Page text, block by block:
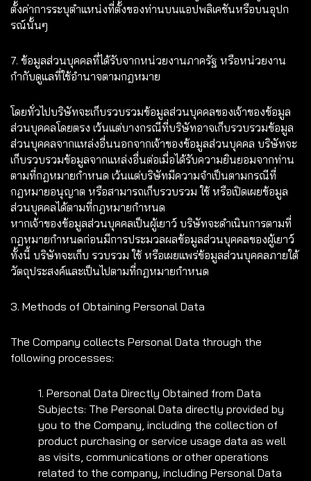
ตั้งค่าการระบุตำแหน่งที่ตั้งของท่านบนแอปพลิเคชันหรือบนอุปก
รณ์นั้นๆ
7. ข้อมูลส่วนบุคคลที่ได้รับจากหน่วยงานภาครัฐ หรือหน่วยงาน
กำกับดูแลที่ใช้อำนาจตามกฎหมาย
โดยทั่วไปบริษัทจะเก็บรวบรวมข้อมูลส่วนบุคคลของเจ้าของข้อมูล
ส่วนบุคคลโดยตรง เว้นแต่บางกรณีที่บริษัทอาจเก็บรวบรวมข้อมูล
ส่วนบุคคลจากแหล่งอื่นนอกจากเจ้าของข้อมูลส่วนบุคคล บริษัทจะ
เก็บรวบรวมข้อมูลจากแหล่งอื่นต่อเมื่อได้รับความยินยอมจากท่าน
ตามที่กฎหมายกำหนด เว้นแต่บริษัทมีความจำเป็นตามกรณีที่
กฎหมายอนุญาต หรือสามารถเก็บรวบรวม ใช้ หรือเปิดเผยข้อมูล
ส่วนบุคคลได้ตามที่กฎหมายกำหนด
หากเจ้าของข้อมูลส่วนบุคคลเป็นผู้เยาว์ บริษัทจะดำเนินการตามที่
กฎหมายกำหนดก่อนมีการประมวลผลข้อมูลส่วนบุคคลของผู้เยาว์
ทั้งนี้ บริษัทจะเก็บ รวบรวม ใช้ หรือเผยแพร่ข้อมูลส่วนบุคคลภายใต้
วัตถุประสงค์และเป็นไปตามที่กฎหมายกำหนด
3. Methods of Obtaining Personal Data
The Company collects Personal Data through the
following processes:
1. Personal Data Directly Obtained from Data
Subjects: The Personal Data directly provided by
you to the Company, including the collection of
product purchasing or service usage data as well
as visits, communications or other operations
related to the company, including Personal Data